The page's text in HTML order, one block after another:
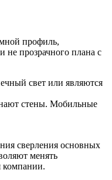
профиль,
не прозрачного плана с
свет или являются
стены. Мобильные
сверления основных
менять
компании.